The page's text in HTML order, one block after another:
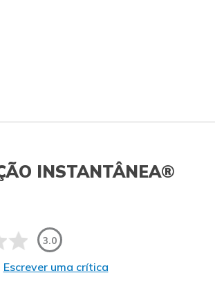
INSTANTÂNEA®
3.0
Escrever uma crítica